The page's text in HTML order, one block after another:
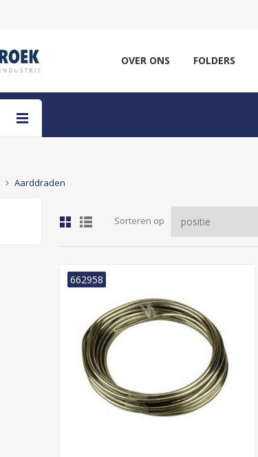
OVER ONS FOLDERS
Aarddraden
Sorteren op
662958